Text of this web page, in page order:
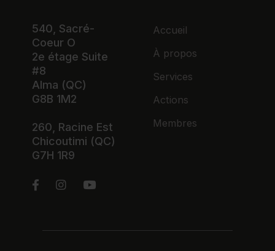
540, Sacré-
Coeur O
2e étage Suite
#8
Alma (QC)
G8B 1M2
260, Racine Est
Chicoutimi (QC)
G7H 1R9
Accueil
À propos
Services
Actions
Membres